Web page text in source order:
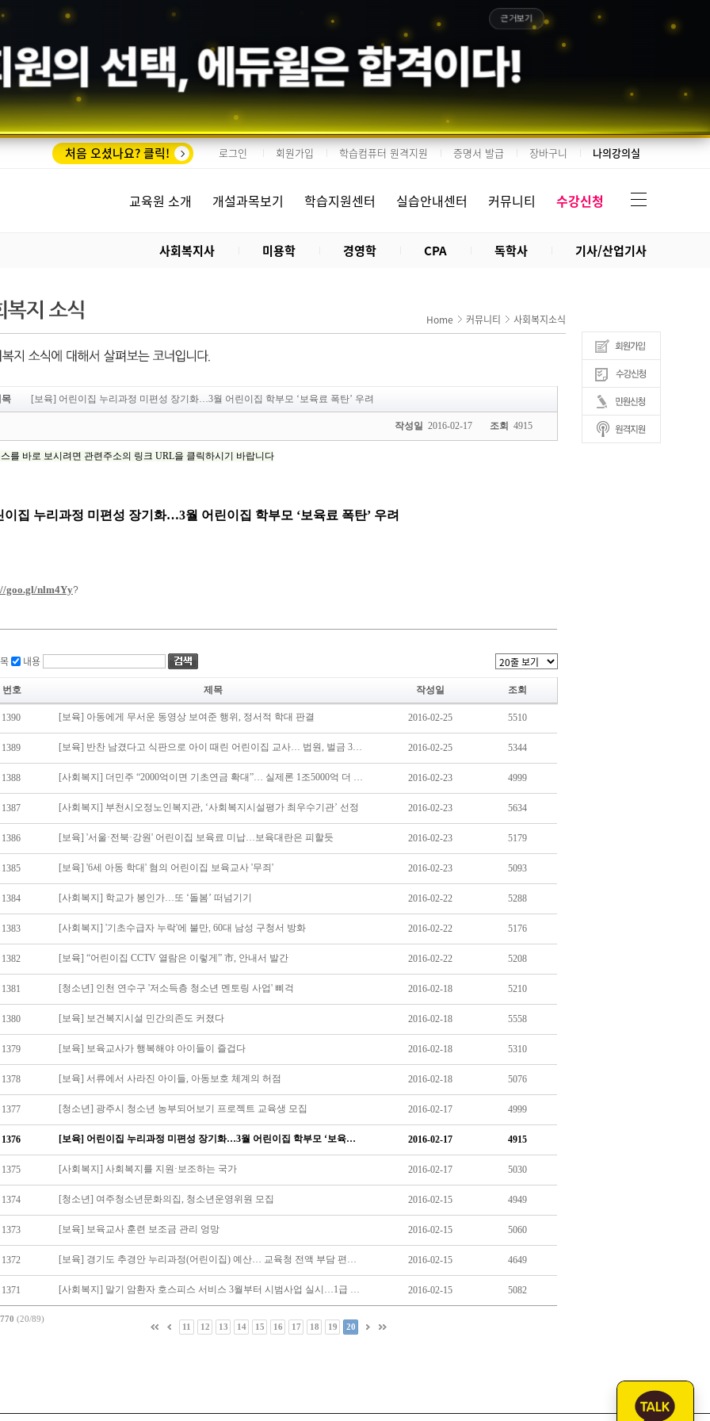
원의 선택,에듀윌은 합격이다!
근거보기
처음 오셨나요? 클릭! 로그인 회원가입 학습컴퓨터 원격지원 증명서 발급 장바구니 나의강의실
교육원 소개 개설과목보기 학습지원센터 실습안내센터 커뮤니티 수강신청
사회복지사 미용학 경영학 CPA 독학사 기사/산업기사
Home 커뮤니티 사회복지소식
[보육] 어린이집 누리과정 미편성 장기화…3월 어린이집 학부모 ‘보육료 폭탄’ 우려
작성일 2016-02-17 조회 4915
내용
번호 제목 작성일 조회
1390 [보육] 아동에게 무서운 동영상 보여준 행위, 정서적 학대 판결 2016-02-25 5510
1389 [보육] 반찬 남겼다고 식판으로 아이 때린 어린이집 교사… 법원, 벌금 300만원 선고 2016-02-25 5344
1388 [사회복지] 더민주 “2000억이면 기초연금 확대”… 실제론 1조5000억 더 들어 2016-02-23 4999
1387 [사회복지] 부천시오정노인복지관, ‘사회복지시설평가 최우수기관’ 선정 2016-02-23 5634
1386 [보육] '서울·전북·강원' 어린이집 보육료 미납…보육대란은 피할듯 2016-02-23 5179
1385 [보육] '6세 아동 학대' 혐의 어린이집 보육교사 '무죄' 2016-02-23 5093
1384 [사회복지] 학교가 봉인가…또 ‘돌봄’ 떠넘기기 2016-02-22 5288
1383 [사회복지] '기초수급자 누락'에 불만, 60대 남성 구청서 방화 2016-02-22 5176
1382 [보육] “어린이집 CCTV 열람은 이렇게” 市, 안내서 발간 2016-02-22 5208
1381 [청소년] 인천 연수구 '저소득층 청소년 멘토링 사업' 삐걱 2016-02-18 5210
1380 [보육] 보건복지시설 민간의존도 커졌다 2016-02-18 5558
1379 [보육] 보육교사가 행복해야 아이들이 즐겁다 2016-02-18 5310
1378 [보육] 서류에서 사라진 아이들, 아동보호 체계의 허점 2016-02-18 5076
1377 [청소년] 광주시 청소년 농부되어보기 프로젝트 교육생 모집 2016-02-17 4999
1376 [보육] 어린이집 누리과정 미편성 장기화…3월 어린이집 학부모 ‘보육료 폭탄’ 우려 2016-02-17 4915
1375 [사회복지] 사회복지를 지원·보조하는 국가 2016-02-17 5030
1374 [청소년] 여주청소년문화의집, 청소년운영위원 모집 2016-02-15 4949
1373 [보육] 보육교사 훈련 보조금 관리 엉망 2016-02-15 5060
1372 [보육] 경기도 추경안 누리과정(어린이집) 예산… 교육청 전액 부담 편성 '황당' 2016-02-15 4649
1371 [사회복지] 말기 암환자 호스피스 서비스 3월부터 시범사업 실시…1급 사회복지사 방문도 2016-02-15 5082
(20/89)
11
12 13 14 15 16 17 18 19 20